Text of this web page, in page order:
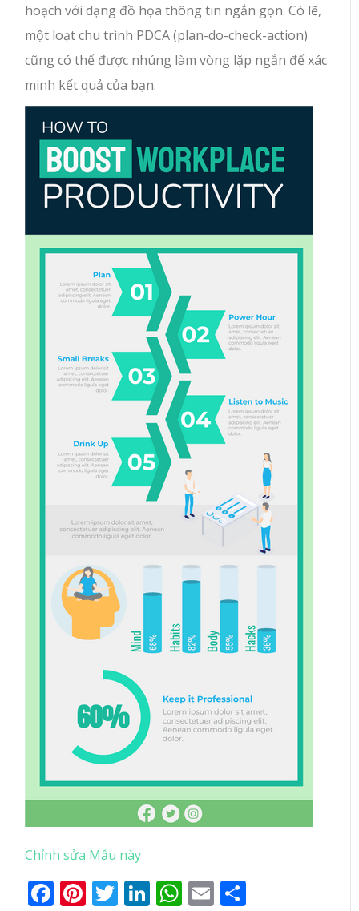
hoạch với dạng đồ họa thông tin ngắn gọn. Có lẽ,
một loạt chu trình PDCA (plan-do-check-action)
cũng có thể được nhúng làm vòng lặp ngắn để xác
minh kết quả của bạn.
Chỉnh sửa Mẫu này
Facebook
Pinterest
Twitter
LinkedIn
WhatsApp
Email